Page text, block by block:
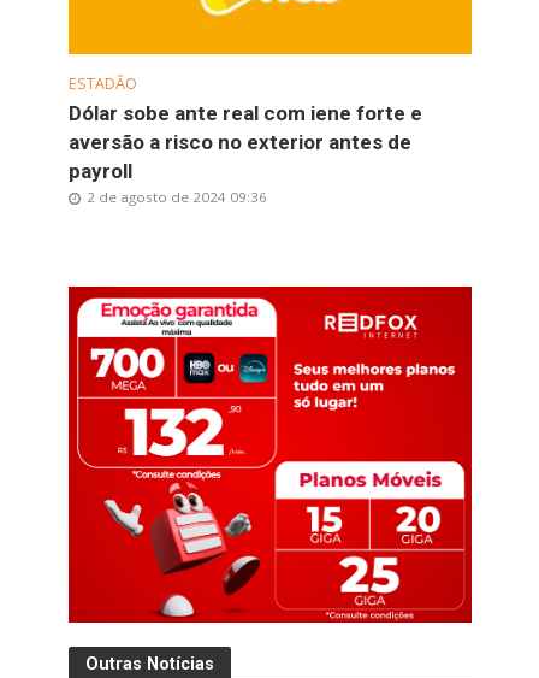
ESTADÃO
Dólar sobe ante real com iene forte e
aversão a risco no exterior antes de
payroll
2 de agosto de 2024 09:36
Outras Notícias